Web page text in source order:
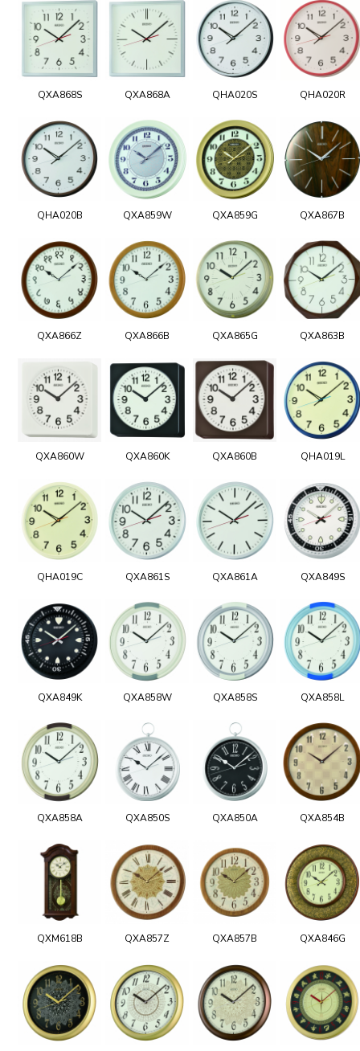
QXA868S QXA868A QHA020S QHA020R
QHA020B QXA859W QXA859G QXA867B
QXA866Z QXA866B QXA865G QXA863B
QXA860W QXA860K QXA860B QHA019L
QHA019C QXA861S QXA861A QXA849S
QXA849K QXA858W QXA858S QXA858L
QXA858A QXA850S QXA850A QXA854B
QXM618B QXA857Z QXA857B QXA846G